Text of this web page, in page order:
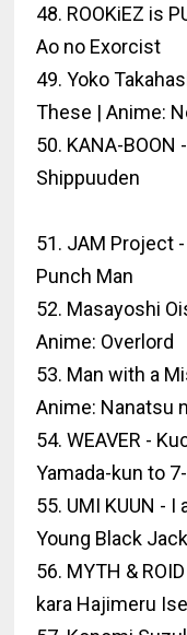
48. ROOKiEZ is
Ao no Exorcist
49. Yoko
These | Anime:
50. KANA-
Shippuuden
51. JAM Project
Punch Man
52. Masayoshi
Anime: Overlord
53. Man with a
Anime: Nanatsu
54. WEAVER -
Yamada-kun to
55. UMI KUUN -
Young Black Jack
56. MYTH &
kara Hajimeru